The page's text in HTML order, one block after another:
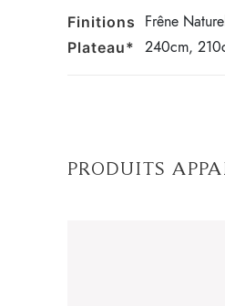
Finitions Frêne
Plateau* 240cm,
PRODUITS